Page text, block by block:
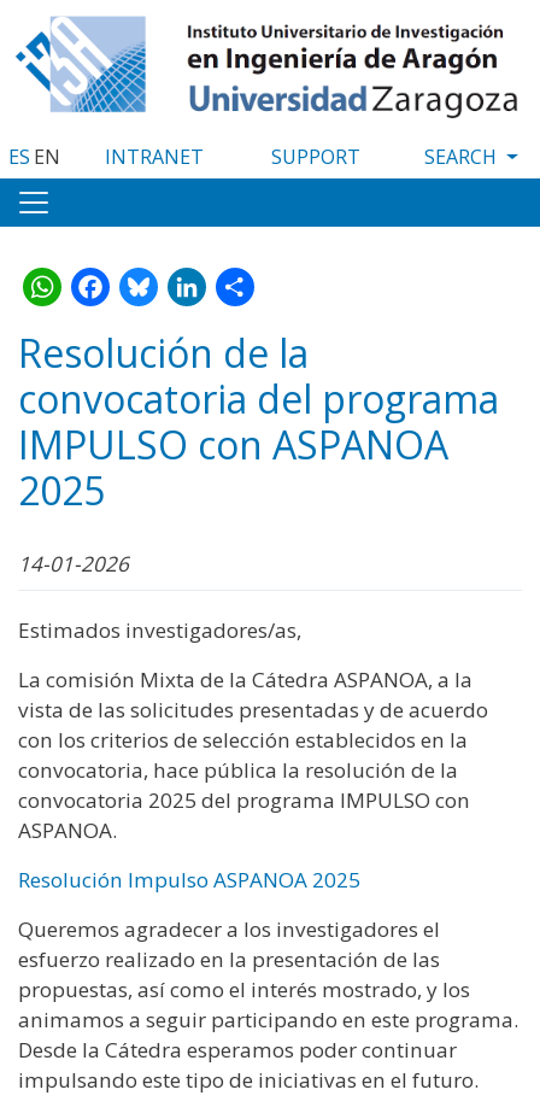
to
main
content
ES EN INTRANET SUPPORT
WhatsApp
Facebook
Bluesky
LinkedIn
Resolución de la
convocatoria del programa
IMPULSO con ASPANOA
2025
14-01-2026
Estimados investigadores/as,
La comisión Mixta de la Cátedra ASPANOA, a la
vista de las solicitudes presentadas y de acuerdo
con los criterios de selección establecidos en la
convocatoria, hace pública la resolución de la
convocatoria 2025 del programa IMPULSO con
ASPANOA.
Resolución Impulso ASPANOA 2025
Queremos agradecer a los investigadores el
esfuerzo realizado en la presentación de las
propuestas, así como el interés mostrado, y los
animamos a seguir participando en este programa.
Desde la Cátedra esperamos poder continuar
impulsando este tipo de iniciativas en el futuro.